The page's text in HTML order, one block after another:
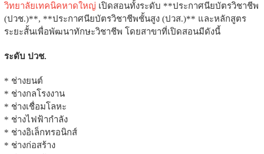
วิทยาลัยเทคนิคหาดใหญ่ เปิดสอนทั้งระดับ **ประกาศนียบัตรวิชาชีพ
(ปวช.)**, **ประกาศนียบัตรวิชาชีพชั้นสูง (ปวส.)** และหลักสูตร
ระยะสั้นเพื่อพัฒนาทักษะวิชาชีพ โดยสาขาที่เปิดสอนมีดังนี้
ระดับ ปวช.
* ช่างยนต์
* ช่างกลโรงงาน
* ช่างเชื่อมโลหะ
* ช่างไฟฟ้ากำลัง
* ช่างอิเล็กทรอนิกส์
* ช่างก่อสร้าง